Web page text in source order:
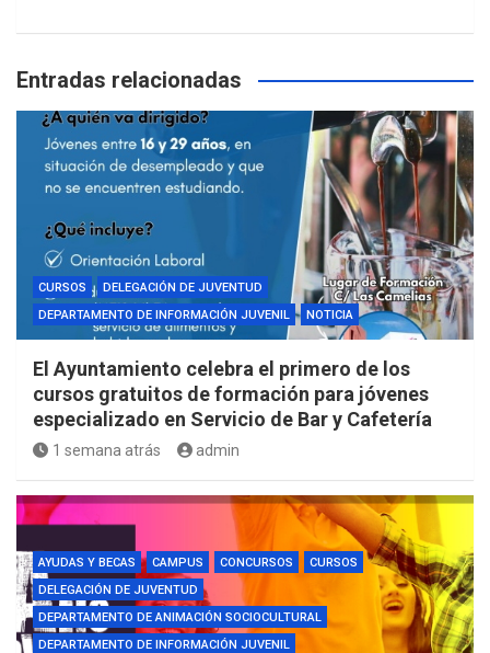
Entradas relacionadas
CURSOS
DELEGACIÓN DE JUVENTUD
DEPARTAMENTO DE INFORMACIÓN JUVENIL
NOTICIA
El Ayuntamiento celebra el primero de los
cursos gratuitos de formación para jóvenes
especializado en Servicio de Bar y Cafetería
1 semana atrás admin
AYUDAS Y BECAS CAMPUS CONCURSOS
CURSOS
DELEGACIÓN DE JUVENTUD
DEPARTAMENTO DE ANIMACIÓN SOCIOCULTURAL
DEPARTAMENTO DE INFORMACIÓN JUVENIL